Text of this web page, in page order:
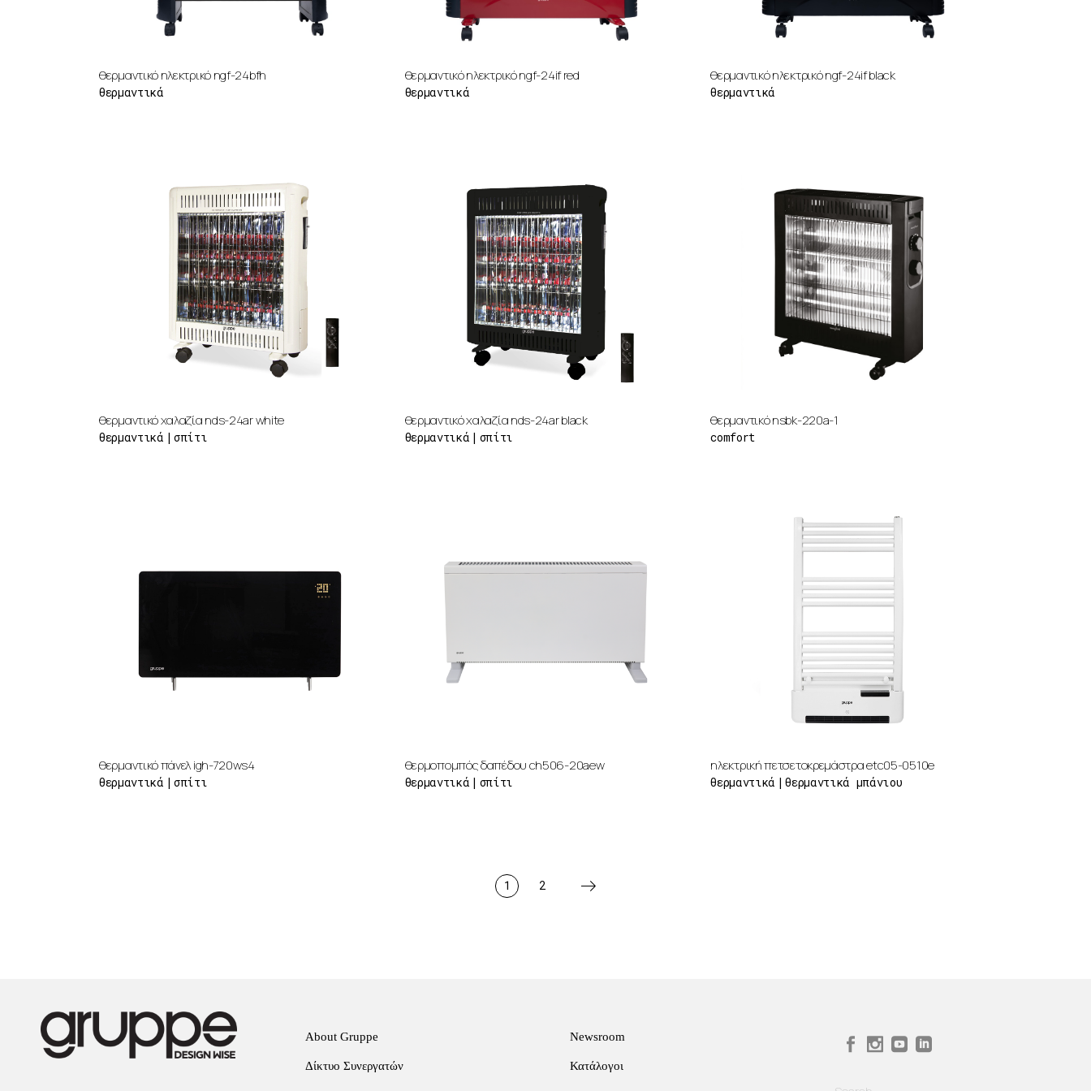
θερμαντικό ηλεκτρικό ngf-24bfh
θερμαντικά
θερμαντικό ηλεκτρικό ngf-24if red
θερμαντικά
θερμαντικό ηλεκτρικό ngf-24if black
θερμαντικά
θερμαντικό χαλαζία nds-24ar white
θερμαντικά σπίτι
θερμαντικό χαλαζία nds-24ar black
θερμαντικά σπίτι
θερμαντικό nsbk-220a-1
comfort
θερμαντικό πάνελ igh-720ws4
θερμαντικά σπίτι
θερμοπομπός δαπέδου ch506-20aew
θερμαντικά σπίτι
ηλεκτρική πετσετοκρεμάστρα etc05-0510e
θερμαντικά θερμαντικά μπάνιου
1 2
About Gruppe
Δίκτυο Συνεργατών
Newsroom
Κατάλογοι